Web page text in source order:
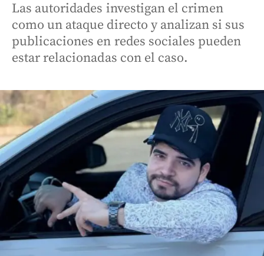
Las autoridades investigan el crimen
como un ataque directo y analizan si sus
publicaciones en redes sociales pueden
estar relacionadas con el caso.